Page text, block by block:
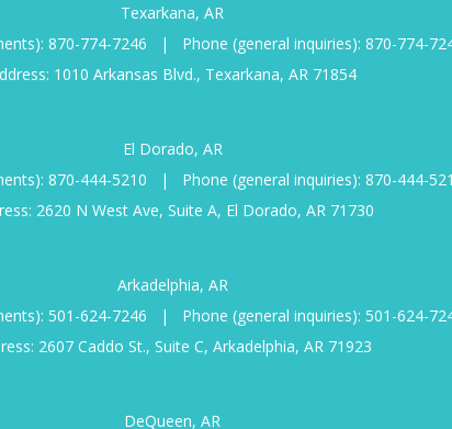
Texarkana, AR
870-774-7246 | Phone (general inquiries): 870-774-
1010 Arkansas Blvd., Texarkana, AR 71854
El Dorado, AR
870-444-5210 | Phone (general inquiries): 870-444-
2620 N West Ave, Suite A, El Dorado, AR 71730
Arkadelphia, AR
501-624-7246 | Phone (general inquiries): 501-624-
2607 Caddo St., Suite C, Arkadelphia, AR 71923
DeQueen, AR